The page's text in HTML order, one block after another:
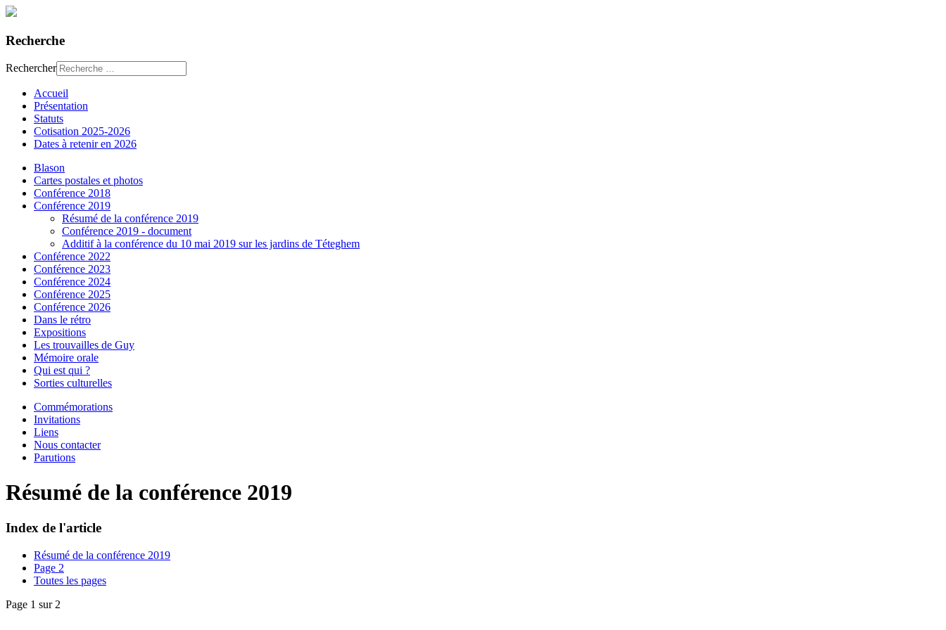
Recherche
Rechercher
Accueil
Présentation
Statuts
Cotisation 2025-2026
Dates à retenir en 2026
Blason
Cartes postales et photos
Conférence 2018
Conférence 2019
Résumé de la conférence 2019
Conférence 2019 - document
Additif à la conférence du 10 mai 2019 sur les jardins de Téteghem
Conférence 2022
Conférence 2023
Conférence 2024
Conférence 2025
Conférence 2026
Dans le rétro
Expositions
Les trouvailles de Guy
Mémoire orale
Qui est qui ?
Sorties culturelles
Commémorations
Invitations
Liens
Nous contacter
Parutions
Résumé de la conférence 2019
Index de l'article
Résumé de la conférence 2019
Page 2
Toutes les pages
Page 1 sur 2